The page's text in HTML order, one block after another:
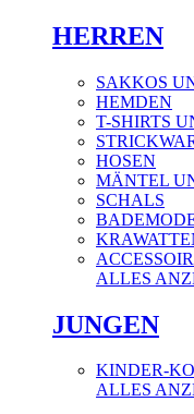
HERREN
SAKKOS
HEMDEN
T-SHIRTS
HOSEN
MÄNTEL
SCHALS
ALLES
JUNGEN
KINDER-
ALLES